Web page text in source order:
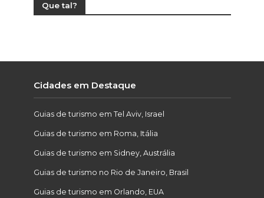
Que tal?
Cidades em Destaque
Guias de turismo em Tel Aviv, Israel
Guias de turismo em Roma, Itália
Guias de turismo em Sidney, Austrália
Guias de turismo no Rio de Janeiro, Brasil
Guias de turismo em Orlando, EUA